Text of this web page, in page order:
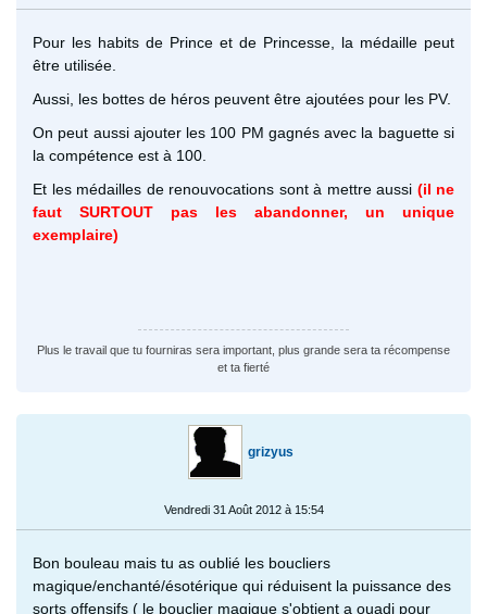
Pour les habits de Prince et de Princesse, la médaille peut
être utilisée.
Aussi, les bottes de héros peuvent être ajoutées pour les PV.
On peut aussi ajouter les 100 PM gagnés avec la baguette si
la compétence est à 100.
Et les médailles de renouvocations sont à mettre aussi (il ne
faut SURTOUT pas les abandonner, un unique
exemplaire)
Plus le travail que tu fourniras sera important, plus grande sera ta récompense
et ta fierté
grizyus
Vendredi 31 Août 2012 à 15:54
Bon bouleau mais tu as oublié les boucliers
magique/enchanté/ésotérique qui réduisent la puissance des
sorts offensifs ( le bouclier magique s'obtient a ouadi pour